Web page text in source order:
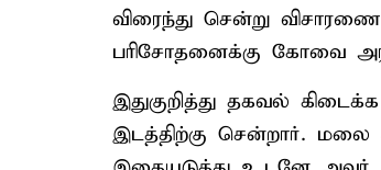
விரைந்து சென்று
பரிசோதனைக்கு கோவை
இதுகுறித்து தகவல்
இடத்திற்கு சென்றார். மலை